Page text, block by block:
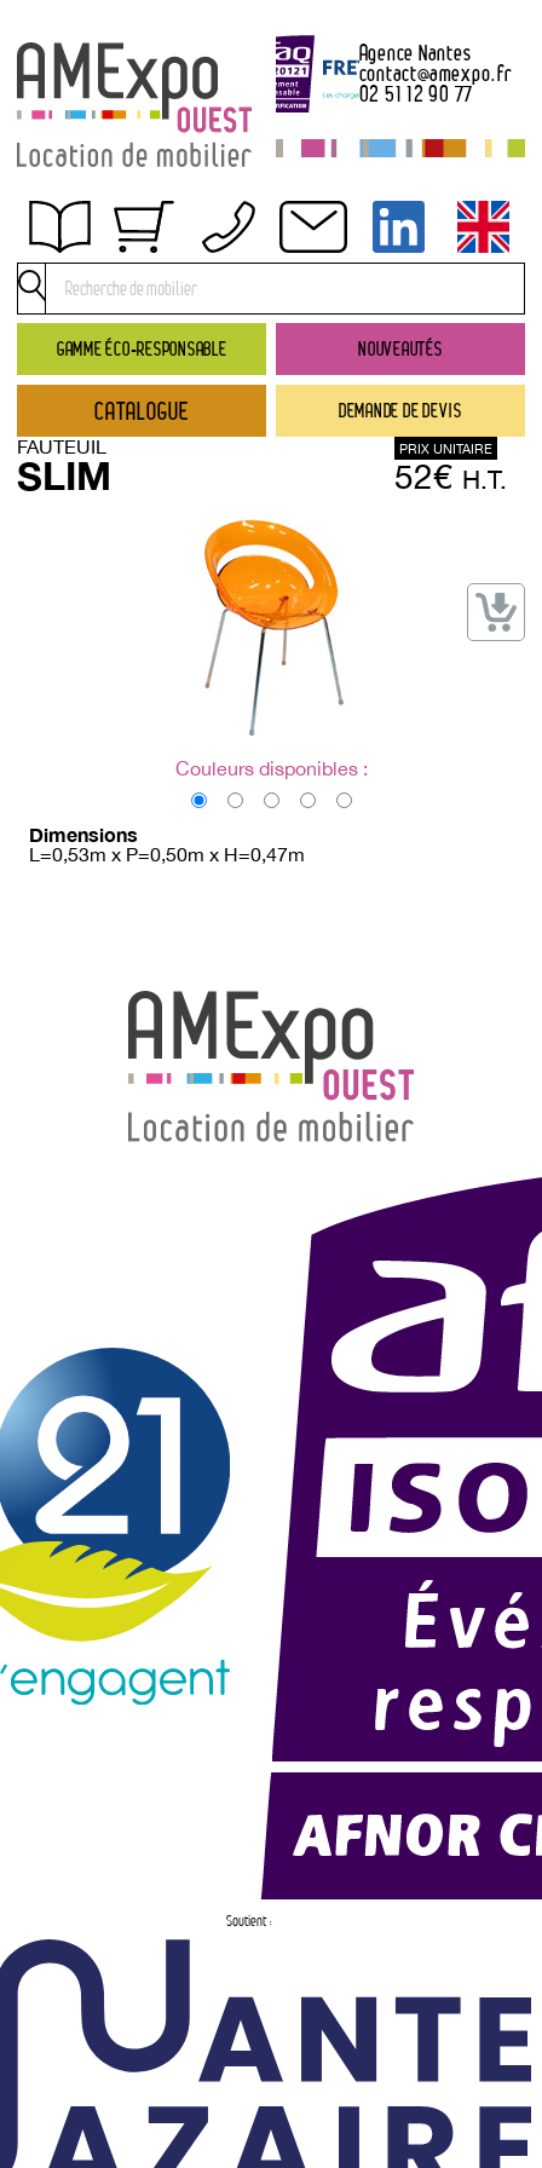
GAMME ÉCO-RESPONSABLE NOUVEAUTÉS
DEMANDE DE DEVIS
Agence Nantes
contact@amexpo.fr
02 51 12 90 77
Obtenir un devis
Conditions générales de location
Conditions de règlement
Contact
Catalogue
→ Nouveautés
→ Gamme éco-responsable
→ Types de mobilier
→ Noms / Références
CATALOGUE
FAUTEUIL
SLIM
PRIX UNITAIRE
52€ H.T.
Couleurs disponibles :
Dimensions
L=0,53m x P=0,50m x H=0,47m
Soutient :